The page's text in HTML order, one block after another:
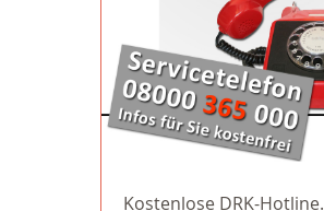
Kostenlose DRK-Hotline.